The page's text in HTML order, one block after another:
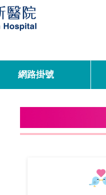
網路掛號